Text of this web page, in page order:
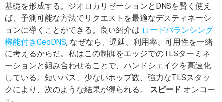
基礎を形成する。ジオロカリゼーションとDNSを賢く使え
ば、予測可能な方法でリクエストを最適なデスティネーシ
ョンに導くことができる。良い紹介は ロードバランシング
機能付きGeoDNS, なぜなら、遅延、利用率、可用性を一緒
に考えるからだ。私はこの制御をエッジでのTLSターミネ
ーションと組み合わせることで、ハンドシェイクを高速化
している。短いパス、少ないホップ数、強力なTLSスタッ
クにより、次のような結果が得られる。 スピード オンコー